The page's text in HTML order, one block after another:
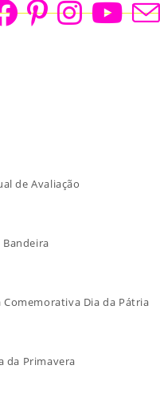
de Avaliação
Comemorativa Dia da Pátria
da Primavera